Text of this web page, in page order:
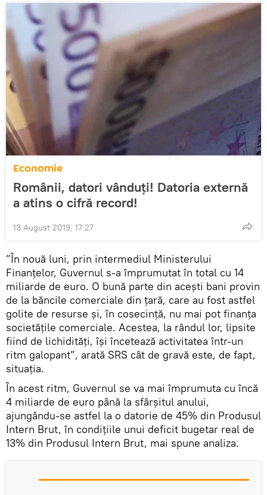
Economie
Românii, datori vânduți! Datoria externă
a atins o cifră record!
13 August 2019, 17:27
”În nouă luni, prin intermediul Ministerului
Finanțelor, Guvernul s-a împrumutat în total cu 14
miliarde de euro. O bună parte din acești bani provin
de la băncile comerciale din țară, care au fost astfel
golite de resurse și, în cosecință, nu mai pot finanța
societățile comerciale. Acestea, la rândul lor, lipsite
fiind de lichidități, își încetează activitatea într-un
ritm galopant”, arată SRS cât de gravă este, de fapt,
situația.
În acest ritm, Guvernul se va mai împrumuta cu încă
4 miliarde de euro până la sfârșitul anului,
ajungându-se astfel la o datorie de 45% din Produsul
Intern Brut, în condițiile unui deficit bugetar real de
13% din Produsul Intern Brut, mai spune analiza.